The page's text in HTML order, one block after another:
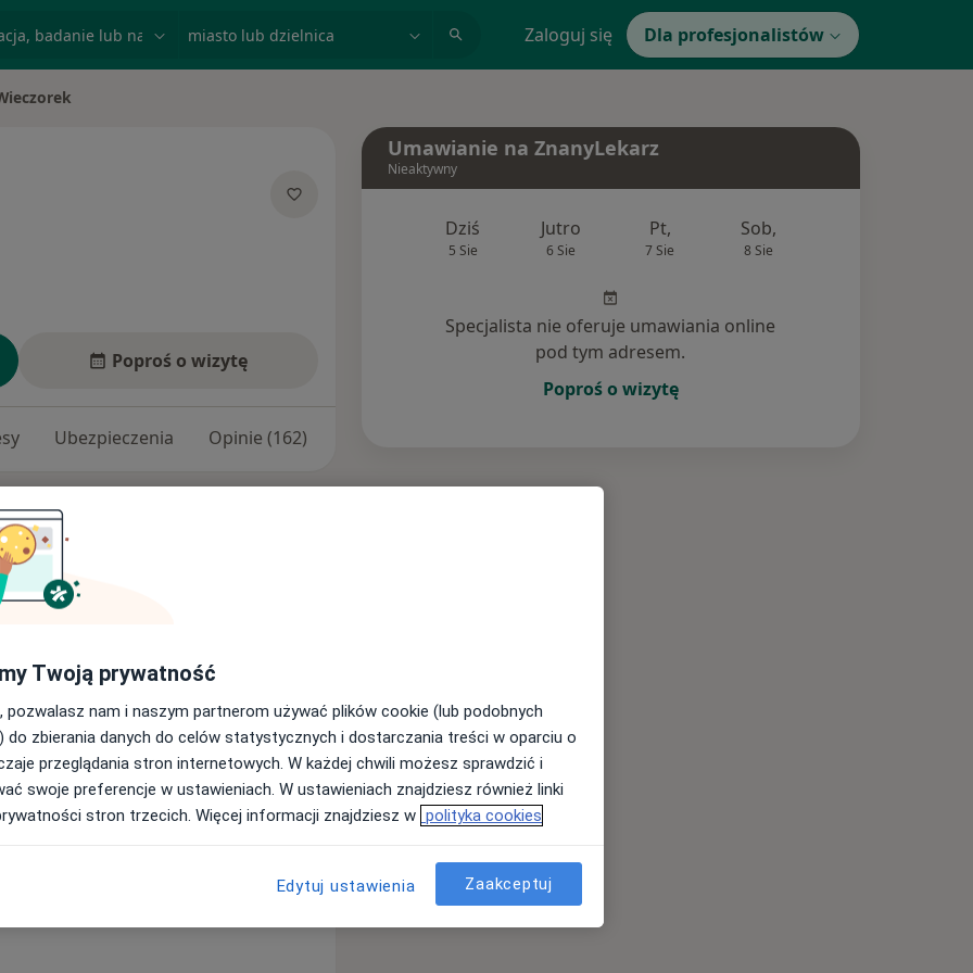
Zaloguj się Dla profesjonalistów
Poproś o wizytę
Ubezpieczenia Opinie (162)
w Szczecinie
w Szczecinie-Zdunowie
Prawidłowej i Klinicznej PUM
Emil von Behring – Berlin,
Ankle – Ankaran, Słowenia
– Bolonia, Włochy
Umawianie na ZnanyLekarz
Nieaktywny
Dziś
5 Sie
Jutro
6 Sie
Pt,
7 Sie
Sob,
8 Sie
Specjalista nie oferuje umawiania online
pod tym adresem.
Poproś o wizytę
Twoją prywatność
pozwalasz nam i naszym partnerom używać plików cookie (lub podobnych
do zbierania danych do celów statystycznych i dostarczania treści w oparciu o
przeglądania stron internetowych. W każdej chwili możesz sprawdzić i
swoje preferencje w ustawieniach. W ustawieniach znajdziesz również linki
stron trzecich. Więcej informacji znajdziesz w polityka cookies
Edytuj ustawienia Zaakceptuj